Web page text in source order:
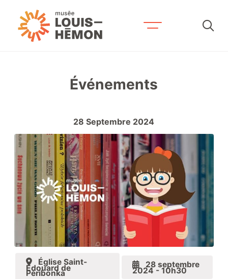
Visitez-nous
Horaire et tarifs
Accessibilité et services
Expositions et activités
Prévoyez votre séjour
Contactez-nous
Zone Louis Hémon
Événements
28 Septembre 2024
Église Saint-
Édouard de
Péribonka
28 septembre
2024 - 10h30